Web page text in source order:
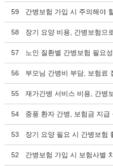
59 간병보험 가입 시 주의해야
58 장기 요양 비용, 간병보험으
57 노인 질환별 간병보험 필요
56 부모님 간병비 부담, 보험료
55 재가간병 서비스 비용, 간병
54 중풍 환자 간병, 보험금 지급
53 장기 요양 필요 시 간병보험
52 간병보험 가입 시 보험사별